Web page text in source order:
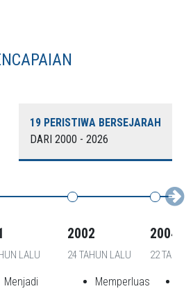
19 PERISTIWA BERSEJARAH
DARI 2000 - 2026
LALU
2002
24 TAHUN LALU
Memperluas
2004
22 TAHUN
2005
21